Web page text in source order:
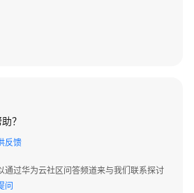
？
反馈
通过华为云社区问答频道来与我们联系探讨
问